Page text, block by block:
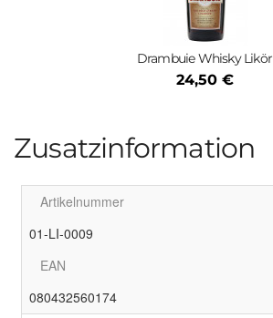
Drambuie Whisky Likör
24,50 €
Zusatzinformation
Artikelnummer
01-LI-0009
EAN
080432560174